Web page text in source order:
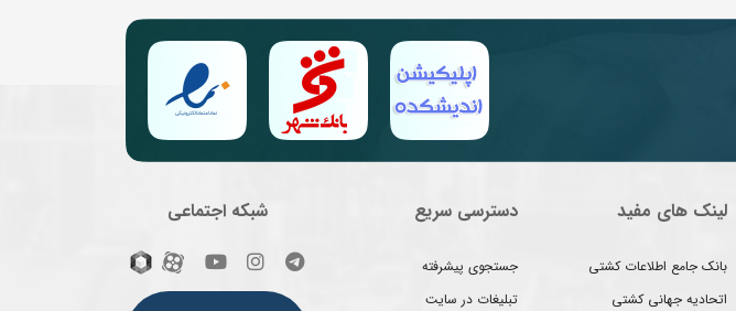
لینک های مفید
بانک جامع اطلاعات کشتی
اتحادیه جهانی کشتی
دسترسی سریع
جستجوی پیشرفته
تبلیغات در سایت
شبکه اجتماعی